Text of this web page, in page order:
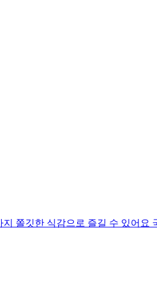
쫄깃한 식감으로 즐길 수 있어요